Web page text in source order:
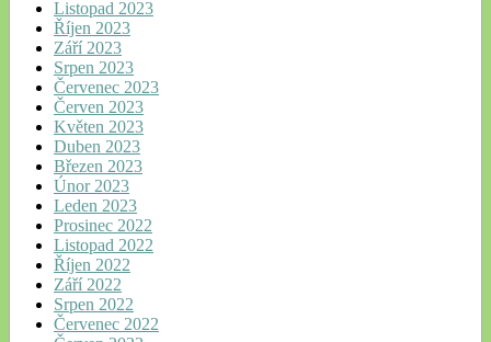
Listopad 2023
Říjen 2023
Září 2023
Srpen 2023
Červenec 2023
Červen 2023
Květen 2023
Duben 2023
Březen 2023
Únor 2023
Leden 2023
Prosinec 2022
Listopad 2022
Říjen 2022
Září 2022
Srpen 2022
Červenec 2022